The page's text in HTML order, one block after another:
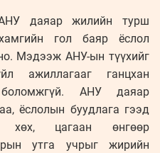
даяар жилийн турш
гол баяр ёслол
Мэдээж АНУ-ын түүхийг
ажиллагааг ганцхан
боломжгүй. АНУ даяар
ёслолын буудлага гээд
хөх, цагаан өнгөөр
утга учрыг жирийн